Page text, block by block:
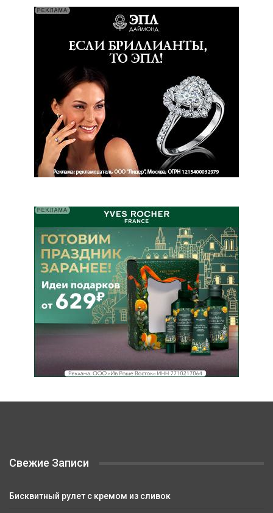
Свежие Записи
Бисквитный рулет с кремом из сливок